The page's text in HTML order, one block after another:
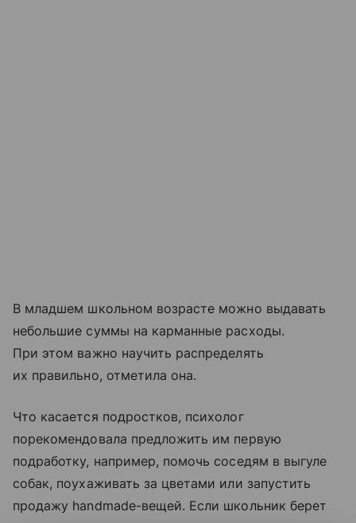
В младшем школьном возрасте можно выдавать
небольшие суммы на карманные расходы.
При этом важно научить распределять
их правильно, отметила она.
Что касается подростков, психолог
порекомендовала предложить им первую
подработку, например, помочь соседям в выгуле
собак, поухаживать за цветами или запустить
продажу handmade-вещей. Если школьник берет